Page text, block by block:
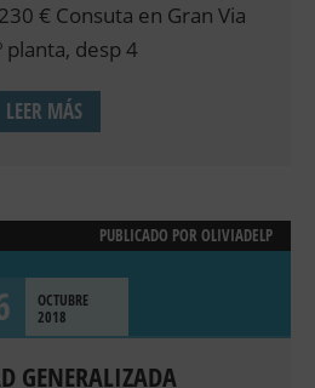
€ Consuta en Gran Via
planta, desp 4
LEER MÁS
PUBLICADO POR OLIVIADELP
OCTUBRE
2018
GENERALIZADA